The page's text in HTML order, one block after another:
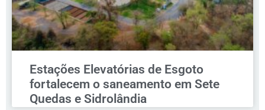
Estações Elevatórias de Esgoto
fortalecem o saneamento em Sete
Quedas e Sidrolândia